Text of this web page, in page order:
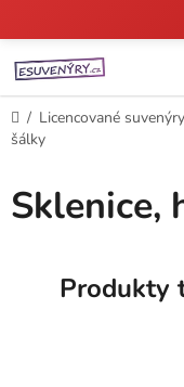
na
obsah
Domů
/ Licencované suvenýry
šálky
Sklenice,
Produkty